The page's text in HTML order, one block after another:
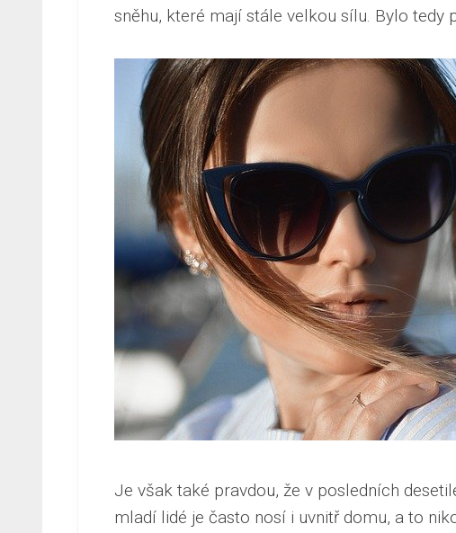
sněhu, které mají stále velkou sílu. Bylo tedy
Je však také pravdou, že v posledních
mladí lidé je často nosí i uvnitř domu, a to